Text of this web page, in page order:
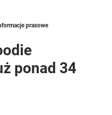
prasowe
ponad 34